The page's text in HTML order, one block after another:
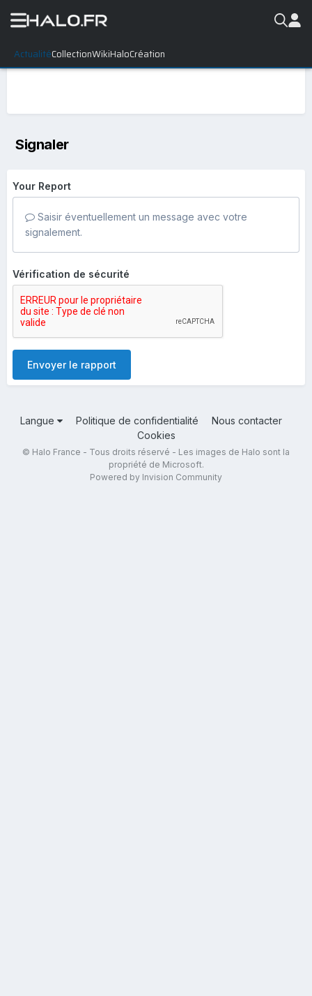
ActualitéCollectionWikiHaloCréation
Signaler
Your Report
Saisir éventuellement un message avec votre
signalement.
Vérification de sécurité
Envoyer le rapport
Langue Politique de confidentialité
Nous contacter
Cookies
© Halo France - Tous droits réservé - Les images de Halo sont la
propriété de Microsoft.
Powered by Invision Community